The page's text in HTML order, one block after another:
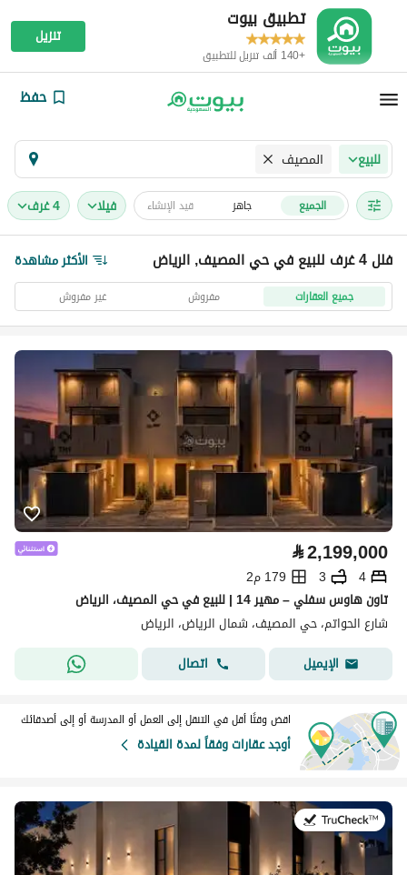
تطبيق بيوت
+140 ألف تنزيل للتطبيق
تنزيل
حفظ
للبيع المصيف
الجميع جاهز قيد الإنشاء فیلا 4 غرف
فلل 4 غرف للبيع في حي المصيف, الرياض الأكثر مشاهدة
جميع العقارات مفروش غير مفروش
⃁2,199,000
4
3
179 م2
تاون هاوس سفلي – مهير 14 | للبيع في حي المصيف، الرياض
شارع الحواتم، حي المصيف، شمال الرياض، الرياض
الإيميل
اتصال
اقض وقتًا أقل في التنقل إلى العمل أو المدرسة أو إلى أصدقائك
أوجد عقارات وفقاً لمدة القيادة
في:9 يوليو 2026